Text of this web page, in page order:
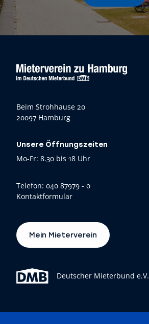
Beim Strohhause 20
20097 Hamburg
Unsere Öffnungszeiten
Mo-Fr: 8.30 bis 18 Uhr
Telefon: 040 87979 - 0
Kontaktformular
Deutscher Mieterbund e.V.
Mein Mieterverein